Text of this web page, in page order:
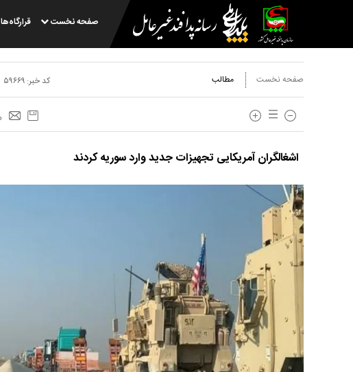
صفحه نخست قرارگاه‌ها
صفحه نخست مطالب کد خبر: ۵۹۶۶۹
اشغالگران آمریکایی تجهیزات جدید وارد سوریه کردند